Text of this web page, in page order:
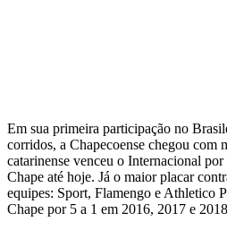
Em sua primeira participação no
corridos, a Chapecoense chegou com
catarinense venceu o Internacional
Chape até hoje. Já o maior placar
equipes: Sport, Flamengo e Athletico
Chape por 5 a 1 em 2016, 2017 e